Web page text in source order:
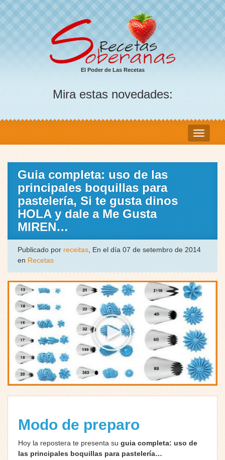
El Poder de Las Recetas
Mira estas novedades:
Guia completa: uso de las
principales boquillas para
pastelería, Si te gusta dinos
HOLA y dale a Me Gusta
MIREN…
Publicado por receitas, En el día 07 de setembro de 2014
en Recetas
Modo de preparo
Hoy la repostera te presenta su guia completa: uso de
las principales boquillas para pastelería…